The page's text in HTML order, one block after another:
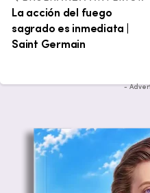
La acción del fuego
sagrado es inmediata |
Saint Germain
-